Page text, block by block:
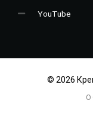
YouTube
© 2026